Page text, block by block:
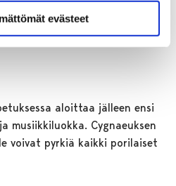
evästeet
erikoisluokille
aloittaa jälleen ensi
musiikkiluokka. Cygnaeuksen
voivat pyrkiä kaikki porilaiset